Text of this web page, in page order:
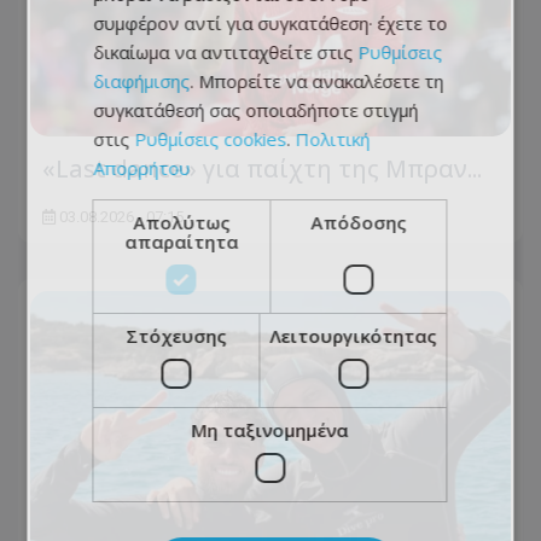
«Last dance» για παίχτη της Μπραν...
03.08.2026 - 07:15
συμφέρον αντί για συγκατάθεση· έχετε το
δικαίωμα να αντιταχθείτε στις Ρυθμίσεις
διαφήμισης. Μπορείτε να ανακαλέσετε τη
συγκατάθεσή σας οποιαδήποτε στιγμή
στις Ρυθμίσεις cookies. Πολιτική
Απορρήτου
Απολύτως
απαραίτητα
Απόδοσης
Στόχευσης Λειτουργικότητας
Μη ταξινομημένα